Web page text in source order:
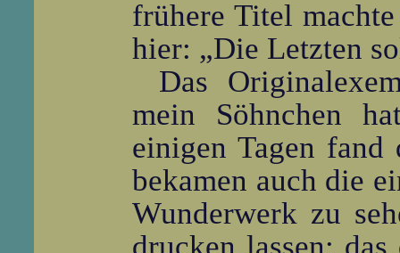
frühere Titel
hier: „Die Letzten
Das
mein Söhnchen
einigen Tagen fand
bekamen auch die
Wunderwerk zu